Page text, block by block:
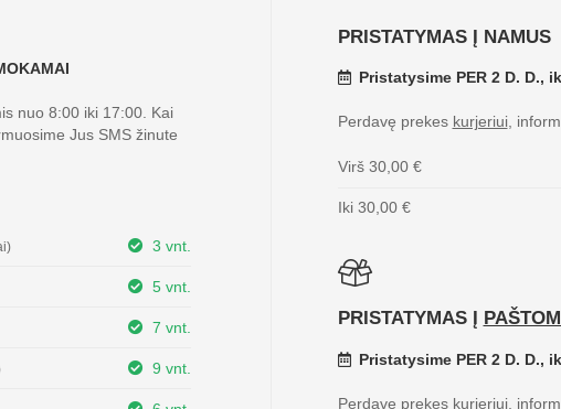
nuo 8:00 iki 17:00. Kai
Jus SMS žinute
3 vnt.
5 vnt.
7 vnt.
9 vnt.
PRISTATYMAS Į NAMUS
Pristatysime PER 2 D. D.,
Perdavę prekes kurjeriui,
Virš 30,00 €
Iki 30,00 €
PRISTATYMAS Į
Pristatysime PER 2 D. D.,
Perdavę prekes kurjeriui,